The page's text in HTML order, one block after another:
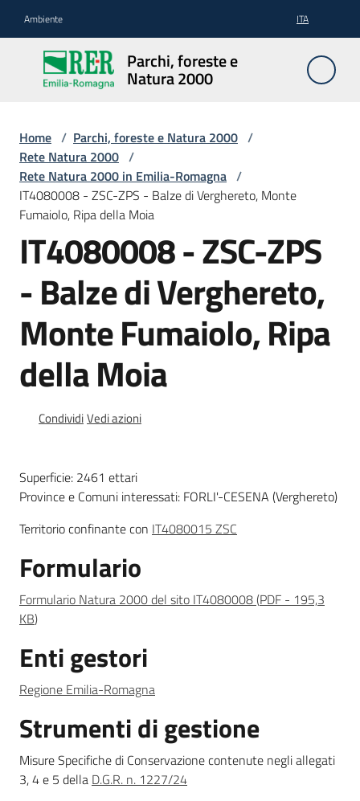
Ambiente ITA
Parchi, foreste e
Natura 2000
Parchi,
foreste
e
2000
Aree
Protette
Rete
Natura
2000
Foreste
Consultazione
Seguici
Home / Parchi, foreste e Natura 2000 /
Rete Natura 2000 /
Rete Natura 2000 in Emilia-Romagna /
IT4080008 - ZSC-ZPS - Balze di Verghereto, Monte
Fumaiolo, Ripa della Moia
IT4080008 - ZSC-ZPS
- Balze di Verghereto,
Monte Fumaiolo, Ripa
della Moia
CondividiVedi azioni
Superficie: 2461 ettari
Province e Comuni interessati: FORLI'-CESENA (Verghereto)
Territorio confinante con IT4080015 ZSC
Formulario
Formulario Natura 2000 del sito IT4080008(PDF - 195,3
KB)
Enti gestori
Regione Emilia-Romagna
Strumenti di gestione
Misure Specifiche di Conservazione contenute negli allegati
3, 4 e 5 della D.G.R. n. 1227/24